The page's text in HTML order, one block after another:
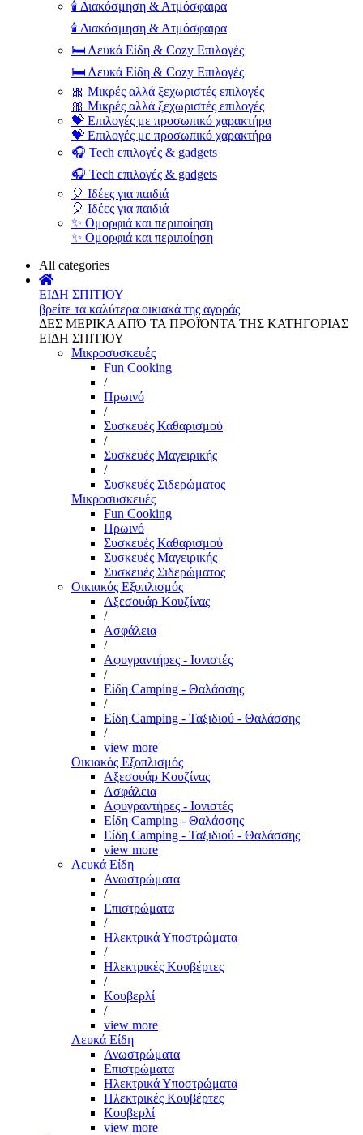
🕯️ Διακόσμηση & Ατμόσφαιρα
🕯️ Διακόσμηση & Ατμόσφαιρα
🛏️ Λευκά Είδη & Cozy Επιλογές
🛏️ Λευκά Είδη & Cozy Επιλογές
🎀 Μικρές αλλά ξεχωριστές επιλογές
🎀 Μικρές αλλά ξεχωριστές επιλογές
💝 Επιλογές με προσωπικό χαρακτήρα
💝 Επιλογές με προσωπικό χαρακτήρα
🎧 Tech επιλογές & gadgets
🎧 Tech επιλογές & gadgets
🎈 Ιδέες για παιδιά
🎈 Ιδέες για παιδιά
✨ Ομορφιά και περιποίηση
✨ Ομορφιά και περιποίηση
All categories
ΕΙΔΗ ΣΠΙΤΙΟΥ
βρείτε τα καλύτερα οικιακά της αγοράς
ΔΕΣ ΜΕΡΙΚΑ ΑΠΌ ΤΑ ΠΡΟΪΌΝΤΑ ΤΗΣ ΚΑΤΗΓΟΡΙΑΣ
ΕΙΔΗ ΣΠΙΤΙΟΥ
Μικροσυσκευές
Fun Cooking
/
Πρωινό
/
Συσκευές Καθαρισμού
/
Συσκευές Μαγειρικής
/
Συσκευές Σιδερώματος
Μικροσυσκευές
Fun Cooking
Πρωινό
Συσκευές Καθαρισμού
Συσκευές Μαγειρικής
Συσκευές Σιδερώματος
Οικιακός Εξοπλισμός
Αξεσουάρ Κουζίνας
/
Ασφάλεια
/
Αφυγραντήρες - Ιονιστές
/
Είδη Camping - Θαλάσσης
/
Είδη Camping - Ταξιδιού - Θαλάσσης
/
view more
Οικιακός Εξοπλισμός
Αξεσουάρ Κουζίνας
Ασφάλεια
Αφυγραντήρες - Ιονιστές
Είδη Camping - Θαλάσσης
Είδη Camping - Ταξιδιού - Θαλάσσης
view more
Λευκά Είδη
Ανωστρώματα
/
Επιστρώματα
/
Ηλεκτρικά Υποστρώματα
/
Ηλεκτρικές Κουβέρτες
/
Κουβερλί
/
view more
Λευκά Είδη
Ανωστρώματα
Επιστρώματα
Ηλεκτρικά Υποστρώματα
Ηλεκτρικές Κουβέρτες
Κουβερλί
view more